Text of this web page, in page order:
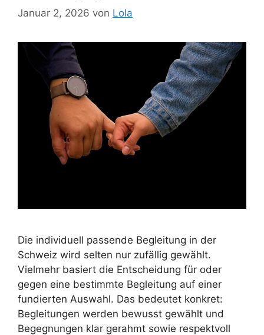
Januar 2, 2026 von Lola
Die individuell passende Begleitung in der
Schweiz wird selten nur zufällig gewählt.
Vielmehr basiert die Entscheidung für oder
gegen eine bestimmte Begleitung auf einer
fundierten Auswahl. Das bedeutet konkret:
Begleitungen werden bewusst gewählt und
Begegnungen klar gerahmt sowie respektvoll